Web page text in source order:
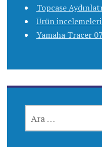
Topcase
Ürün
Yamaha Tracer